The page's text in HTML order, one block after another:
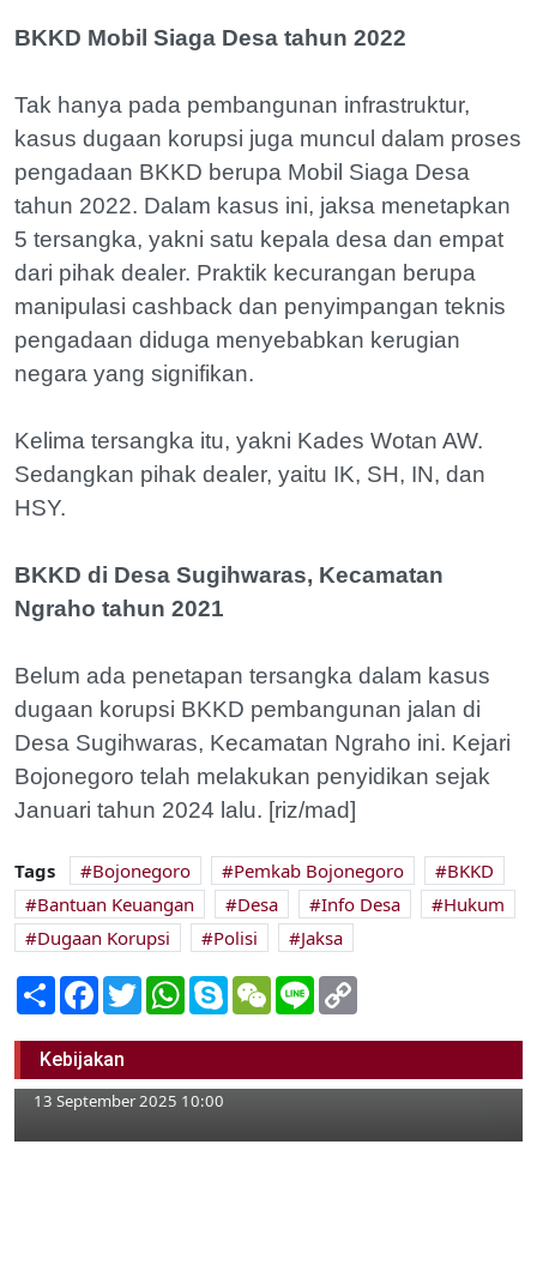
BKKD Mobil Siaga Desa tahun 2022
Tak hanya pada pembangunan infrastruktur,
kasus dugaan korupsi juga muncul dalam proses
pengadaan BKKD berupa Mobil Siaga Desa
tahun 2022. Dalam kasus ini, jaksa menetapkan
5 tersangka, yakni satu kepala desa dan empat
dari pihak dealer. Praktik kecurangan berupa
manipulasi cashback dan penyimpangan teknis
pengadaan diduga menyebabkan kerugian
negara yang signifikan.
Kelima tersangka itu, yakni Kades Wotan AW.
Sedangkan pihak dealer, yaitu IK, SH, IN, dan
HSY.
BKKD di Desa Sugihwaras, Kecamatan
Ngraho tahun 2021
Belum ada penetapan tersangka dalam kasus
dugaan korupsi BKKD pembangunan jalan di
Desa Sugihwaras, Kecamatan Ngraho ini. Kejari
Bojonegoro telah melakukan penyidikan sejak
Januari tahun 2024 lalu. [riz/mad]
Tags Bojonegoro Pemkab Bojonegoro
BKKD
Bantuan Keuangan
Desa Info Desa
Hukum
Dugaan Korupsi
Polisi
Jaksa
Share Facebook
TwitterWhatsApp
SkypeWeChatLine
Kebijakan
SI TAWAF, Aplikasi Wakaf PCNU
Bojonegoro Berbasis WebGIS
13 September 2025 10:00